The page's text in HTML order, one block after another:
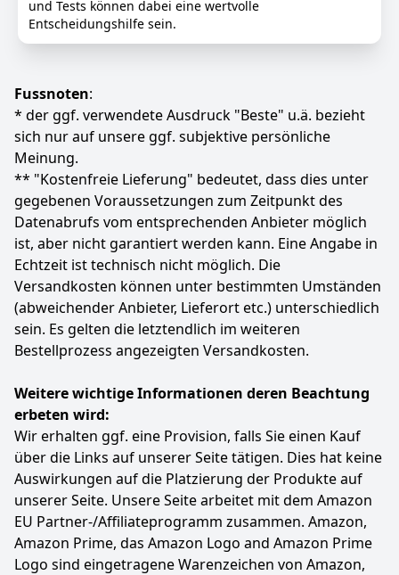
und Tests können dabei eine wertvolle
Entscheidungshilfe sein.
Fussnoten:
* der ggf. verwendete Ausdruck "Beste" u.ä. bezieht
sich nur auf unsere ggf. subjektive persönliche
Meinung.
** "Kostenfreie Lieferung" bedeutet, dass dies unter
gegebenen Voraussetzungen zum Zeitpunkt des
Datenabrufs vom entsprechenden Anbieter möglich
ist, aber nicht garantiert werden kann. Eine Angabe in
Echtzeit ist technisch nicht möglich. Die
Versandkosten können unter bestimmten Umständen
(abweichender Anbieter, Lieferort etc.) unterschiedlich
sein. Es gelten die letztendlich im weiteren
Bestellprozess angezeigten Versandkosten.
Weitere wichtige Informationen deren Beachtung
erbeten wird:
Wir erhalten ggf. eine Provision, falls Sie einen Kauf
über die Links auf unserer Seite tätigen. Dies hat keine
Auswirkungen auf die Platzierung der Produkte auf
unserer Seite. Unsere Seite arbeitet mit dem Amazon
EU Partner-/Affiliateprogramm zusammen. Amazon,
Amazon Prime, das Amazon Logo and Amazon Prime
Logo sind eingetragene Warenzeichen von Amazon,